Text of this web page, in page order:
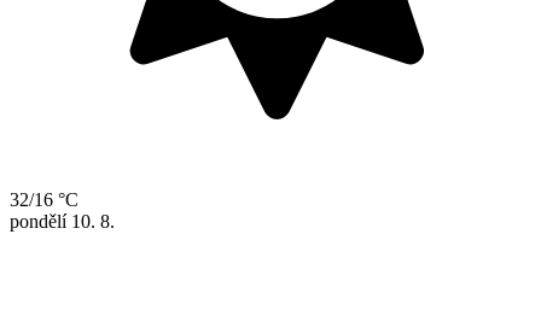
32/16 °C
pondělí 10. 8.